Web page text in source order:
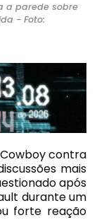
a parede sobre
- Foto:
contra
mais
após
durante um
forte reação